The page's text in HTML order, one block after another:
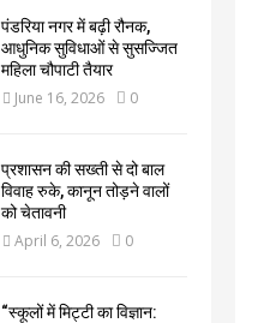
पंडरिया नगर में बढ़ी रौनक,
आधुनिक सुविधाओं से सुसज्जित
महिला चौपाटी तैयार
June 16, 2026 0
प्रशासन की सख्ती से दो बाल
विवाह रुके, कानून तोड़ने वालों
को चेतावनी
April 6, 2026 0
“स्कूलों में मिट्टी का विज्ञान: